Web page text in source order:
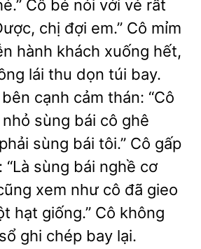
Cô bé nói với vẻ rất
chị đợi em.” Cô mỉm
hành khách xuống hết,
lái thu dọn túi bay.
cạnh cảm thán: “Cô
sùng bái cô ghê
sùng bái tôi.” Cô gấp
“Là sùng bái nghề cơ
xem như cô đã gieo
hạt giống.” Cô không
ghi chép bay lại.